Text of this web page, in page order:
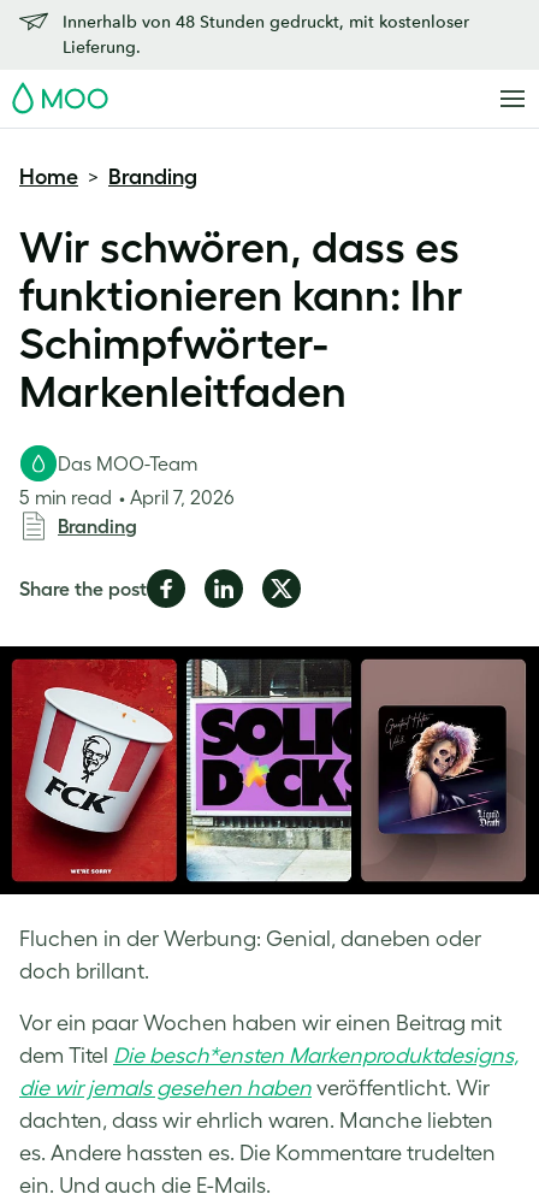
Innerhalb von 48 Stunden gedruckt, mit kostenloser
Lieferung.
MOO
Home > Branding
Wir schwören, dass es
funktionieren kann: Ihr
Schimpfwörter-
Markenleitfaden
Fluchen in der Werbung: Genial, daneben oder
doch brillant.
Das MOO-Team
5 min read
April 7, 2026
Branding
Share the postShare
Facebook
Share
LinkedIn
Share
Twitter
Vor ein paar Wochen haben wir einen Beitrag mit
dem Titel Die besch*ensten Markenproduktdesigns,
die wir jemals gesehen haben veröffentlicht. Wir
dachten, dass wir ehrlich waren. Manche liebten
es. Andere hassten es. Die Kommentare trudelten
ein. Und auch die E-Mails.